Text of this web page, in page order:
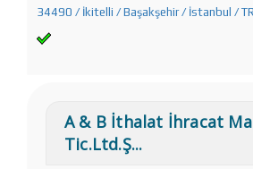
34490 / İkitelli / Başakşehir / İstanbul /
A & B İthalat İhracat
Tic.Ltd.Ş...